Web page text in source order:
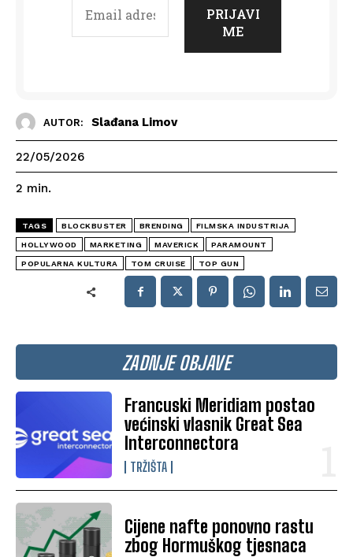
ZADNJE OBJAVE
Francuski Meridiam postao
većinski vlasnik Great Sea
Interconnectora
TRŽIŠTA
Cijene nafte ponovno rastu
zbog Hormuškog tjesnaca
AUTOR: Slađana Limov
22/05/2026
2 min.
TAGS BLOCKBUSTER BRENDING FILMSKA INDUSTRIJA
HOLLYWOOD MARKETING MAVERICK PARAMOUNT
POPULARNA KULTURA TOM CRUISE TOP GUN